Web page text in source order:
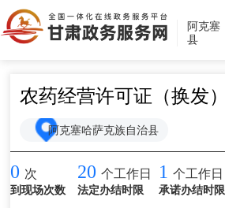
阿克塞
县
农药经营许可证（换发）
阿克塞哈萨克族自治县
0 次
到现场次数
20 个工作日
法定办结时限
1 个工作日
承诺办结时限